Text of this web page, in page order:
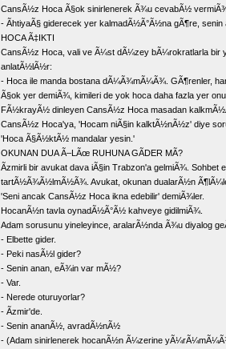
CansÃ½z Hoca Ã§ok sinirlenerek Ã¾u cevabÃ½
- ÃhtiyaÃ§ giderecek yer kalmadÃ½Ã°Ã½na gÃ¶re, senin
HOCA Ã‡IKTI
CansÃ½z Hoca, vali ve Ã¼st dÃ¼zey bÃ¼rokratlarla bir
anlatÃ½lÃ½r:
- Hoca ile manda bostana dÃ¼Ã¾mÃ¼Ã¾. GÃ¶renler,
Ã§ok yer demiÃ¾, kimileri de yok hoca daha fazla yer
FÃ½krayÃ½ dinleyen CansÃ½z Hoca masadan
CansÃ½z Hoca'ya, 'Hocam niÃ§in kalktÃ½nÃ½z' diye
'Hoca Ã§Ã½ktÃ½ mandalar yesin.'
OKUNAN DUA Ã–LÃœ RUHUNA GÃDER MÃ?
Ãzmirli bir avukat dava iÃ§in Trabzon'a gelmiÃ¾.
tartÃ½Ã¾Ã½lmÃ½Ã¾. Avukat, okunan dualarÃ½n
'Seni ancak CansÃ½z Hoca ikna edebilir' demiÃ¾ler.
HocanÃ½n tavla oynadÃ½Ã°Ã½ kahveye gidilmiÃ¾.
Adam sorusunu yineleyince, aralarÃ½nda Ã¾u diyalog
- Elbette gider.
- Peki nasÃ½l gider?
- Senin anan, eÃ¾in var mÃ½?
- Var.
- Nerede oturuyorlar?
- Ãzmir'de.
- Senin ananÃ½, avradÃ½nÃ½
- (Adam sinirlenerek hocanÃ½n Ã¼zerine